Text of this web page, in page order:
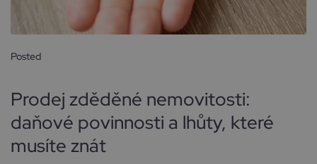
Posted
Prodej zděděné nemovitosti:
daňové povinnosti a lhůty, které
musíte znát